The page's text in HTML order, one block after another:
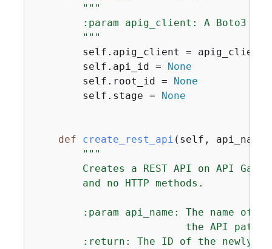
"""
:param apig_client: A Boto3
        """
        self.apig_client = apig_client
        self.api_id =
None
        self.root_id =
None
        self.stage =
None
def create_rest_api ( self, api_name
"""
Creates a REST API on API
        and no HTTP methods.
:param api_name: The name of
                         the API path.
:return: The ID of the newly